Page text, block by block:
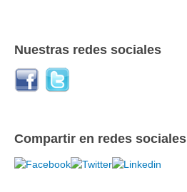
Nuestras redes sociales
Compartir en redes sociales